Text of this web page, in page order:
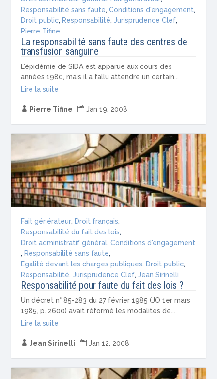
Responsabilité sans faute,Conditions d'engagement,
Droit public, Responsabilité,Jurisprudence Clef,
Pierre Tifine
La responsabilité sans faute des centres de
transfusion sanguine
L’épidémie de SIDA est apparue aux cours des
années 1980, mais il a fallu attendre un certain...
Lire la suite
 Pierre Tifine  Jan 19, 2008
Fait générateur, Droit français,
Responsabilité du fait des lois,
Droit administratif général,Conditions d'engagement
, Responsabilité sans faute,
Egalité devant les charges publiques, Droit public,
Responsabilité,Jurisprudence Clef,Jean Sirinelli
Responsabilité pour faute du fait des lois ?
Un décret n° 85-283 du 27 février 1985 (JO 1er mars
1985, p. 2600) avait réformé les modalités de...
Lire la suite
 Jean Sirinelli  Jan 12, 2008